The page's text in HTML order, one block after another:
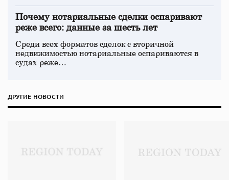
Почему нотариальные сделки оспаривают
реже всего: данные за шесть лет
Среди всех форматов сделок с вторичной
недвижимостью нотариальные оспариваются в
судах реже…
ДРУГИЕ НОВОСТИ